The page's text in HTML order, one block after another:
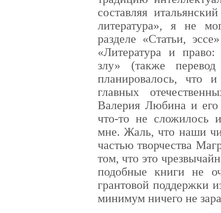
составляя
литература», я не
разделе «Статьи,
«Литература и
злу» (также
планировалось, что
главных
Валерия Любина и его
что-то не сложилось
мне. Жаль, что наши
частью творчества
том, что это
подобные книги не
грантовой поддержки
минимум ничего не